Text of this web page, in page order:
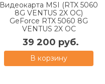
Видеокарта MSI (RTX 5060
8G VENTUS 2X OC)
GeForce RTX 5060 8G
VENTUS 2X OC
39 200 руб.
В корзину